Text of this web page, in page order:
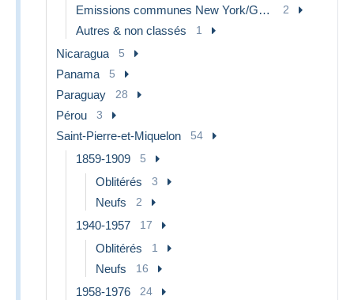
Emissions communes New York/Genève/Vienne 2
Autres & non classés 1
Nicaragua 5
Panama 5
Paraguay 28
Pérou 3
Saint-Pierre-et-Miquelon 54
1859-1909 5
Oblitérés 3
Neufs 2
1940-1957 17
Oblitérés 1
Neufs 16
1958-1976 24